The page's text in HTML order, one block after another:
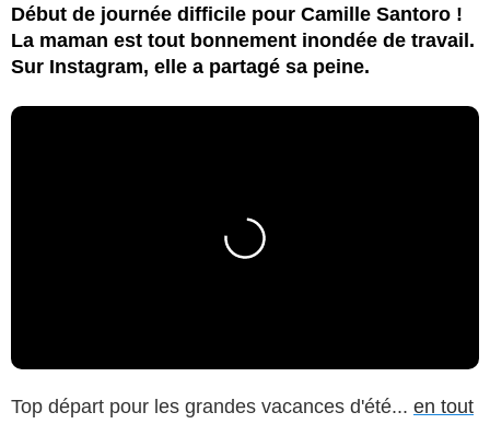
Début de journée difficile pour Camille Santoro !
La maman est tout bonnement inondée de travail.
Sur Instagram, elle a partagé sa peine.
Top départ pour les grandes vacances d'été... en tout